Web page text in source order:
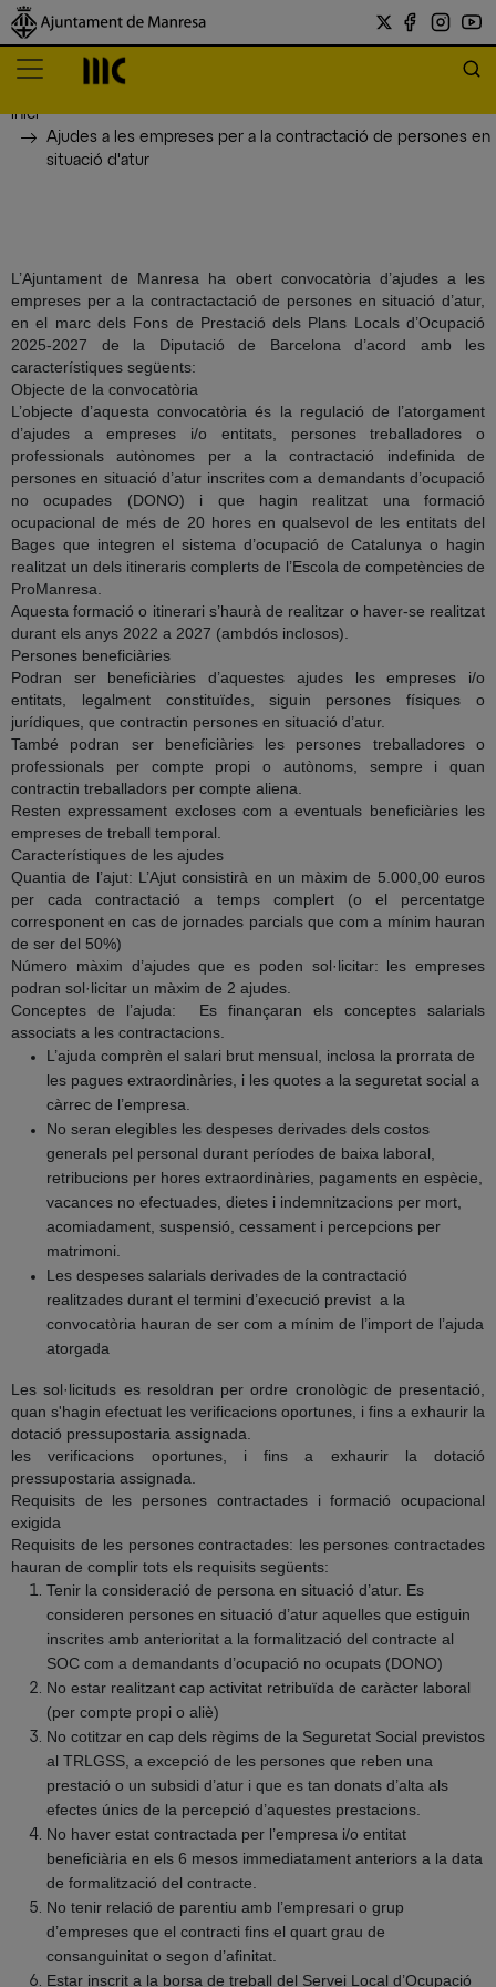
Inici
Ajudes a les empreses per a la contractació de persones en
situació d'atur
L’Ajuntament de Manresa ha obert convocatòria d’ajudes a les
empreses per a la contractactació de persones en situació d’atur,
en el marc dels Fons de Prestació dels Plans Locals d’Ocupació
2025-2027 de la Diputació de Barcelona d’acord amb les
característiques següents:
Objecte de la convocatòria
L’objecte d’aquesta convocatòria és la regulació de l’atorgament
d’ajudes a empreses i/o entitats, persones treballadores o
professionals autònomes per a la contractació indefinida de
persones en situació d’atur inscrites com a demandants d’ocupació
no ocupades (DONO) i que hagin realitzat una formació
ocupacional de més de 20 hores en qualsevol de les entitats del
Bages que integren el sistema d’ocupació de Catalunya o hagin
realitzat un dels itineraris complerts de l’Escola de competències de
ProManresa.
Aquesta formació o itinerari s’haurà de realitzar o haver-se realitzat
durant els anys 2022 a 2027 (ambdós inclosos).
Persones beneficiàries
Podran ser beneficiàries d’aquestes ajudes les empreses i/o
entitats, legalment constituïdes, siguin persones físiques o
jurídiques, que contractin persones en situació d’atur.
També podran ser beneficiàries les persones treballadores o
professionals per compte propi o autònoms, sempre i quan
contractin treballadors per compte aliena.
Resten expressament excloses com a eventuals beneficiàries les
empreses de treball temporal.
Característiques de les ajudes
Quantia de l’ajut: L’Ajut consistirà en un màxim de 5.000,00 euros
per cada contractació a temps complert (o el percentatge
corresponent en cas de jornades parcials que com a mínim hauran
de ser del 50%)
Número màxim d’ajudes que es poden sol·licitar: les empreses
podran sol·licitar un màxim de 2 ajudes.
Conceptes de l’ajuda:
Es finançaran els conceptes salarials
associats a les contractacions.
L’ajuda comprèn el salari brut mensual, inclosa la prorrata de
les pagues extraordinàries, i les quotes a la seguretat social a
càrrec de l’empresa.
No seran elegibles les despeses derivades dels costos
generals pel personal durant períodes de baixa laboral,
retribucions per hores extraordinàries, pagaments en espècie,
vacances no efectuades, dietes i indemnitzacions per mort,
acomiadament, suspensió, cessament i percepcions per
matrimoni.
Les despeses salarials derivades de la contractació
realitzades durant el termini d’execució previst a la
convocatòria hauran de ser com a mínim de l’import de l’ajuda
atorgada
Les sol·licituds es resoldran per ordre cronològic de presentació,
quan s'hagin efectuat les verificacions oportunes, i fins a exhaurir la
dotació pressupostaria assignada.
les verificacions oportunes, i fins a exhaurir la dotació
pressupostaria assignada.
Requisits de les persones contractades i formació ocupacional
exigida
Requisits de les persones contractades: les persones contractades
hauran de complir tots els requisits següents:
Tenir la consideració de persona en situació d’atur. Es
consideren persones en situació d’atur aquelles que estiguin
inscrites amb anterioritat a la formalització del contracte al
SOC com a demandants d’ocupació no ocupats (DONO)
No estar realitzant cap activitat retribuïda de caràcter laboral
(per compte propi o aliè)
No cotitzar en cap dels règims de la Seguretat Social previstos
al TRLGSS, a excepció de les persones que reben una
prestació o un subsidi d’atur i que es tan donats d’alta als
efectes únics de la percepció d’aquestes prestacions.
No haver estat contractada per l’empresa i/o entitat
beneficiària en els 6 mesos immediatament anteriors a la data
de formalització del contracte.
No tenir relació de parentiu amb l’empresari o grup
d’empreses que el contracti fins el quart grau de
consanguinitat o segon d’afinitat.
Estar inscrit a la borsa de treball del Servei Local d’Ocupació